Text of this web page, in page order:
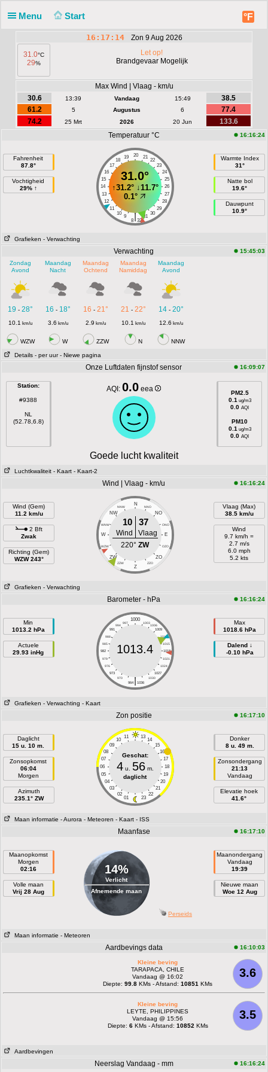
Menu Start °F
16:17:14
Zon 9 Aug 2026
31.0°C
29%
Let op!
Brandgevaar Mogelijk
Max Wind | Vlaag - km/u
30.6
13:39 Vandaag 15:49
38.5
61.2
5 Augustus 6
77.4
74.2
25 Mrt 2026 20 Jun
133.6
Temperatuur °C
16:16:24
Fahrenheit
87.8°
Vochtigheid
29% ↑
20
19 21
18
22
17
23
16
24
15
25
14
26
13
27
12
28
11
29
10
30
9 31
|
8 32
31.0°
↑31.2°↓11.7°
0.1°
Warmte Index
31°
Natte bol
19.6°
Dauwpunt
10.9°
Grafieken - Verwachting
Verwachting
15:45:03
Zondag
Avond
Maandag
Nacht
Maandag
Ochtend
Maandag
Namiddag
Maandag
Avond
19 -28° 16 - 18° 16 - 21° 21 - 22° 14- 20°
10.1 km/u 3.6 km/u 2.9 km/u 10.1 km/u 12.6 km/u
WZW W ZZW N NNW
Details - per uur - Niewe pagina
Onze Luftdaten fijnstof sensor 16:09:07
Station:
#9388
NL
(52.78,6.8)
AQI:0.0 eea
PM2.5
0.1ug/m3
0.0 AQI
PM10
0.1ug/m3
0.0 AQI
Goede lucht kwaliteit
Luchtkwaliteit - Kaart - Kaart-2
Wind | Vlaag - km/u 16:16:24
Wind (Gem)
11.2 km/u
2 Bft
Zwak
Richting (Gem)
WZW 243°
N
NNW NNO
NW NO
WNW ONO
W E
WZW OZO
ZW ZO
ZZW ZZO
Z
10 37
Wind
Vlaag
220°ZW
Vlaag (Max)
38.5 km/u
Wind
9.7 km/h =
2.7 m/s
6.0 mph
5.2 kts
Grafieken - Verwachting
Barometer - hPa 16:16:24
Min
1013.2 hPa
Actuele
29.93 inHg
1000
997 1003
994
1006
991
1009
988
1012
985
1015
982
1018
979
1021
976
1024
973
1027
970
1030
|
964 1036
1013.4
Max
1018.6 hPa
Dalend ↓
-0.10 hPa
Grafieken - Verwachting - Kaart
Zon positie 16:17:10
Daglicht
15 u. 10 m.
Zonsopkomst
06:04
Morgen
Azimuth
235.1° ZW
11 13
10
14
09
15
08
16
07
17
06
18
05
19
04
20
03
21
02
22
01 23
Geschat:
4u. 56m.
daglicht
Donker
8 u. 49 m.
Zonsondergang
21:13
Vandaag
Elevatie hoek
41.6°
Maan informatie - Aurora - Meteoren - Kaart - ISS
Maanfase 16:17:10
Maanopkomst
Morgen
02:16
Volle maan
Vrij 28 Aug
14%
Verlicht
Afnemende maan
Maanondergang
Vandaag
19:39
Nieuwe maan
Woe 12 Aug
Perseids
Maan informatie - Meteoren
Aardbevings data 16:10:03
3.6
Kleine beving
TARAPACA, CHILE
Vandaag @ 16:02
Diepte:99.8 KMs - Afstand:10851 KMs
3.5
Kleine beving
LEYTE, PHILIPPINES
Vandaag @ 15:56
Diepte: 6KMs - Afstand: 10852 KMs
Aardbevingen
Neerslag Vandaag - mm 16:16:24